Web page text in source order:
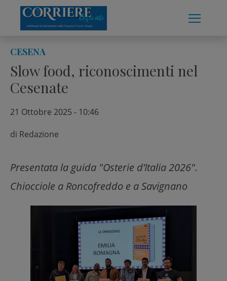
content
CESENA
Slow food, riconoscimenti nel
Cesenate
21 Ottobre 2025 - 10:46
di Redazione
Presentata la guida "Osterie d’Italia 2026".
Chiocciole a Roncofreddo e a Savignano